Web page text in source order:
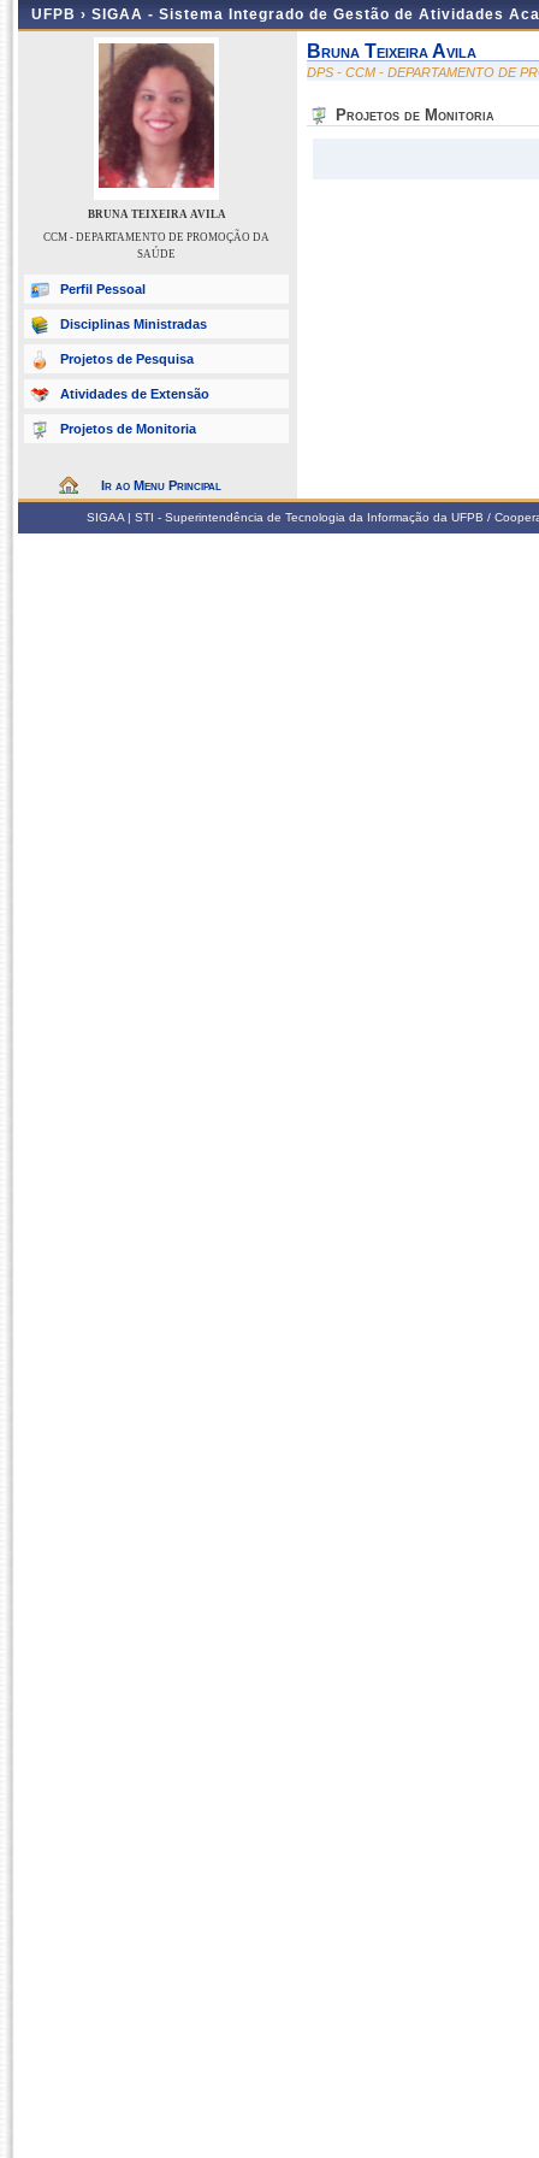
UFPB › SIGAA - Sistema Integrado de Gestão de Atividades
BRUNA TEIXEIRA AVILA
CCM - DEPARTAMENTO DE PROMOÇÃO DA
SAÚDE
Perfil Pessoal
Disciplinas Ministradas
Projetos de Pesquisa
Atividades de Extensão
Projetos de Monitoria
Ir ao Menu Principal
Bruna Teixeira Avila
DPS - CCM - DEPARTAMENTO DE
Projetos de Monitoria
SIGAA | STI - Superintendência de Tecnologia da Informação da UFPB /